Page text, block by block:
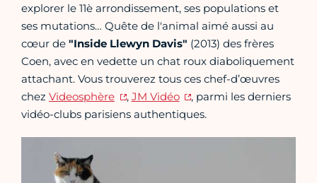
explorer le 11è arrondissement, ses populations et
ses mutations… Quête de l'animal aimé aussi au
cœur de "Inside Llewyn Davis" (2013) des frères
Coen, avec en vedette un chat roux diaboliquement
attachant. Vous trouverez tous ces chef-d’œuvres
chez Videosphère , JM Vidéo
, parmi les derniers
vidéo-clubs parisiens authentiques.